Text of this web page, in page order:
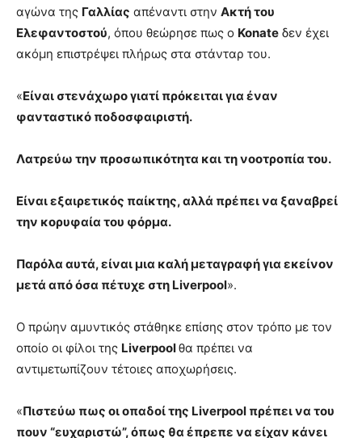
αγώνα της Γαλλίας απέναντι στην Ακτή του
Ελεφαντοστού, όπου θεώρησε πως ο Konate δεν έχει
ακόμη επιστρέψει πλήρως στα στάνταρ του.
«Είναι στενάχωρο γιατί πρόκειται για έναν
φανταστικό ποδοσφαιριστή.
Λατρεύω την προσωπικότητα και τη νοοτροπία του.
Είναι εξαιρετικός παίκτης, αλλά πρέπει να ξαναβρεί
την κορυφαία του φόρμα.
Παρόλα αυτά, είναι μια καλή μεταγραφή για εκείνον
μετά από όσα πέτυχε στη Liverpool».
Ο πρώην αμυντικός στάθηκε επίσης στον τρόπο με τον
οποίο οι φίλοι της Liverpoolθα πρέπει να
αντιμετωπίζουν τέτοιες αποχωρήσεις.
«Πιστεύω πως οι οπαδοί της Liverpool πρέπει να του
πουν “ευχαριστώ”, όπως θα έπρεπε να είχαν κάνει